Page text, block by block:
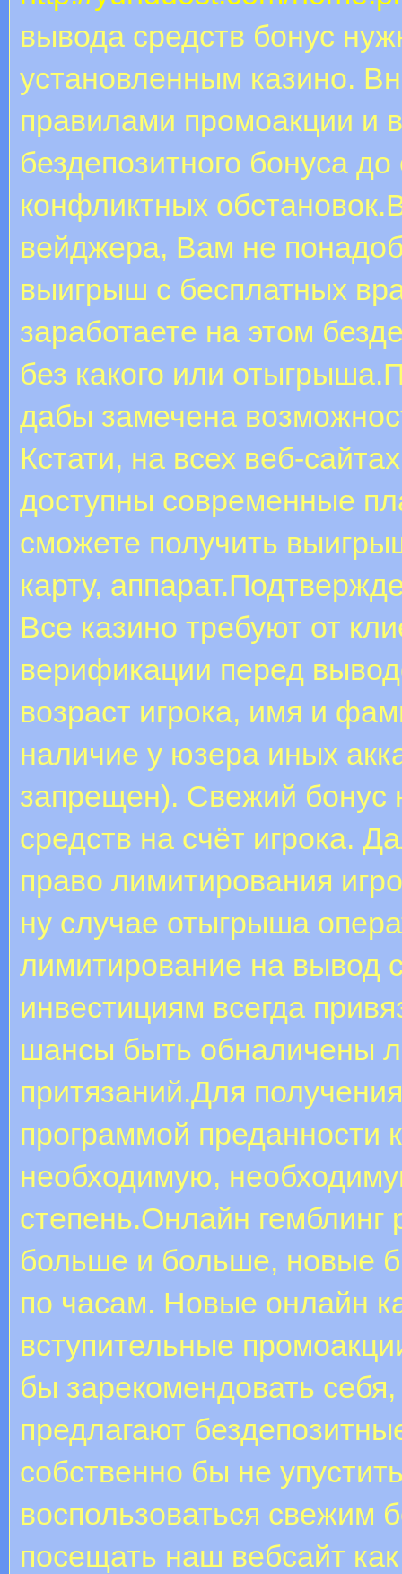
вывода средств бонус
установленным казино.
правилами промоакции и
бездепозитного бонуса
конфликтных
вейджера, Вам не
выигрыш с бесплатных
заработаете на этом
без какого или
дабы замечена
Кстати, на всех веб-
доступны современные
сможете получить
карту,
Все казино требуют от
верификации перед
возраст игрока, имя и
наличие у юзера иных
запрещен). Свежий бонус
средств на счёт игрока.
право лимитирования
ну случае отыгрыша
лимитирование на вывод
инвестициям всегда
шансы быть обналичены
притязаний.Для
программой преданности
необходимую,
степень.Онлайн
больше и больше, новые
по часам. Новые онлайн
вступительные
бы зарекомендовать
предлагают
собственно бы не
воспользоваться свежим
посещать наш вебсайт